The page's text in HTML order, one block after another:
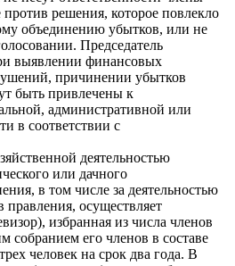
решения, которое повлекло
объединению убытков, или не
Председатель
выявлении финансовых
причинении убытков
быть привлечены к
административной или
в соответствии с
деятельностью
или дачного
в том числе за деятельностью
правления, осуществляет
избранная из числа членов
собранием его членов в составе
человек на срок два года. В